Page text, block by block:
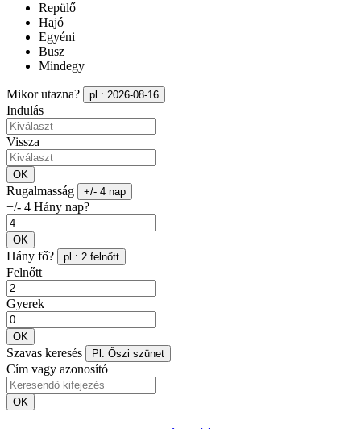
Repülő
Hajó
Egyéni
Busz
Mindegy
Mikor utazna? pl.: 2026-08-16
Indulás
Vissza
OK
Rugalmasság +/- 4 nap
+/- 4 Hány nap?
OK
Hány fő? pl.: 2 felnőtt
Felnőtt
Gyerek
OK
Szavas keresés Pl: Őszi szünet
Cím vagy azonosító
OK